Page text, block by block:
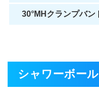
30°MHクランプバン
シャワーボール